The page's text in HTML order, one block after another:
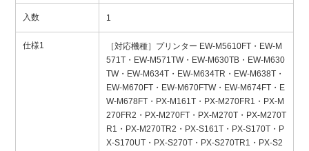
入数 1
仕様1
［対応機種］プリンター EW-M5610FT・EW-M
571T・EW-M571TW・EW-M630TB・EW-M630
TW・EW-M634T・EW-M634TR・EW-M638T・
EW-M670FT・EW-M670FTW・EW-M674FT・E
W-M678FT・PX-M161T・PX-M270FR1・PX-M
270FR2・PX-M270FT・PX-M270T・PX-M270T
R1・PX-M270TR2・PX-S161T・PX-S170T・P
X-S170UT・PX-S270T・PX-S270TR1・PX-S2